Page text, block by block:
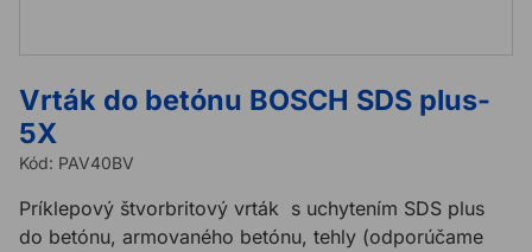
Vrták do betónu BOSCH SDS plus-
5X
Kód: PAV40BV
Príklepový štvorbritový vrták s uchytením SDS plus
do betónu, armovaného betónu, tehly (odporúčame